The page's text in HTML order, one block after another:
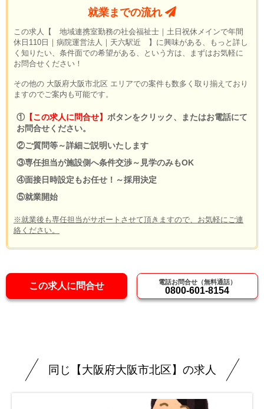
就業までの流れ
この求人【 地域連携室勤務の社会福祉士｜土日祝休メインで年間
休日110日｜病院運営法人｜天六駅近 】に興味がある、もっと詳し
く知りたい、条件面での希望がある、という方は、まずはお気軽に
お問合せください！
その他の 大阪府大阪市北区 エリアでの案件も数多く取り揃えており
ますのでご案内も可能です。
① 【この求人に問合せ】 ボタンをクリック、またはお電話にて
お問合せください。
②ご質問等～詳細ご説明いたします
③専任担当が施設側へ条件交渉～見学のみもOK
④面接日時設定もお任せ！～採用決定
⑤就業開始
※就業後も専任担当がサポートさせて頂きますので、お気軽にご連
絡ください。
この求人に問合せ 電話お問合せ（無料通話）
0800-601-8154
同じ【大阪府大阪市北区】の求人